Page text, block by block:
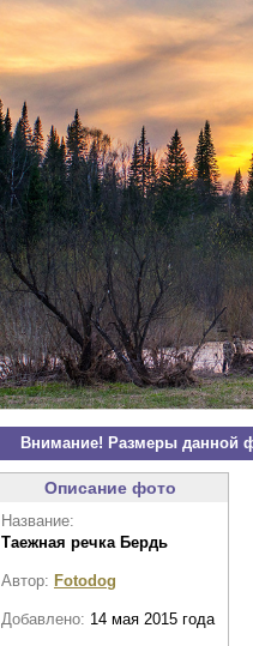
Внимание! Размеры данной
Описание фото
Название:
Таежная речка Бердь
Автор: Fotodog
Добавлено: 14 мая 2015 года